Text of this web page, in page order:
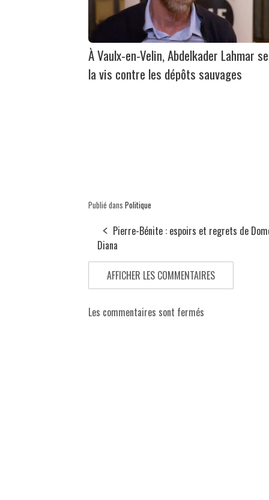
À Vaulx-en-Velin, Abdelkader Lahmar
la vis contre les dépôts sauvages
Publié dans Politique
Pierre-Bénite : espoirs et regrets de
Diana
AFFICHER LES COMMENTAIRES
Les commentaires sont fermés